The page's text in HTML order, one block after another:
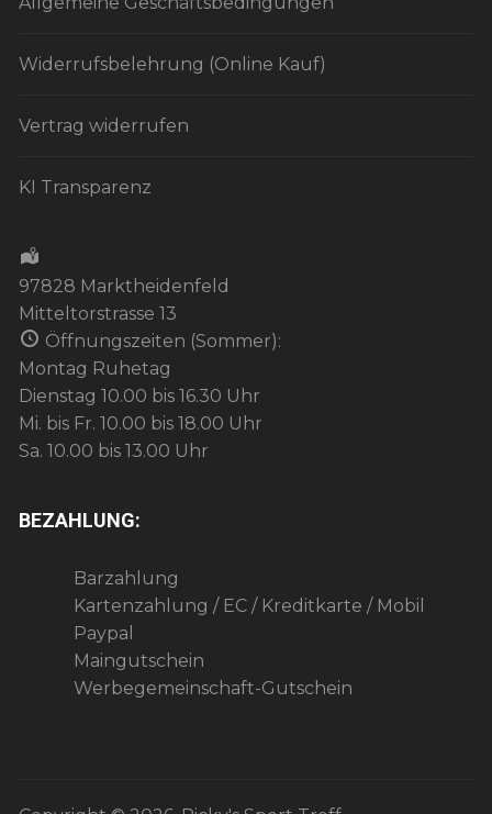
Widerrufsbelehrung (Online Kauf)
Vertrag widerrufen
KI Transparenz
97828 Marktheidenfeld
Mitteltorstrasse 13
Öffnungszeiten (Sommer):
Montag Ruhetag
Dienstag 10.00 bis 16.30 Uhr
Mi. bis Fr. 10.00 bis 18.00 Uhr
Sa. 10.00 bis 13.00 Uhr
BEZAHLUNG:
Barzahlung
Kartenzahlung / EC / Kreditkarte / Mobil
Paypal
Maingutschein
Werbegemeinschaft-Gutschein